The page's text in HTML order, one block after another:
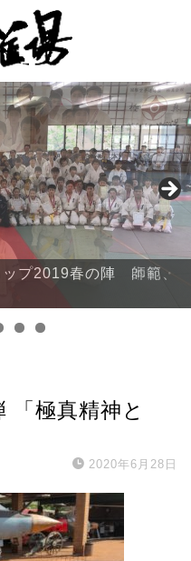
プ2019春の陣 本部・
極真精神と
2020年6月28日